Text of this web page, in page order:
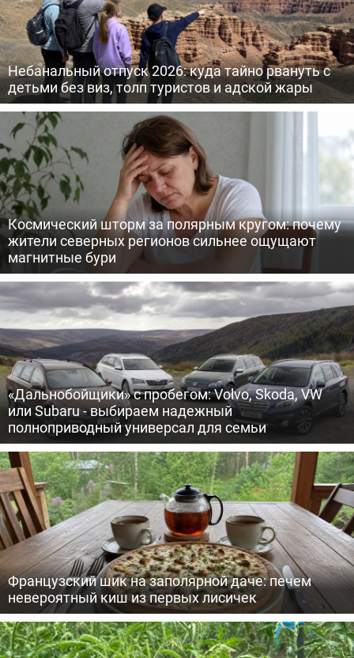
Небанальный отпуск 2026: куда тайно рвануть с
детьми без виз, толп туристов и адской жары
Космический шторм за полярным кругом: почему
жители северных регионов сильнее ощущают
магнитные бури
«Дальнобойщики» с пробегом: Volvo, Skoda, VW
или Subaru - выбираем надежный
полноприводный универсал для семьи
Французский шик на заполярной даче: печем
невероятный киш из первых лисичек